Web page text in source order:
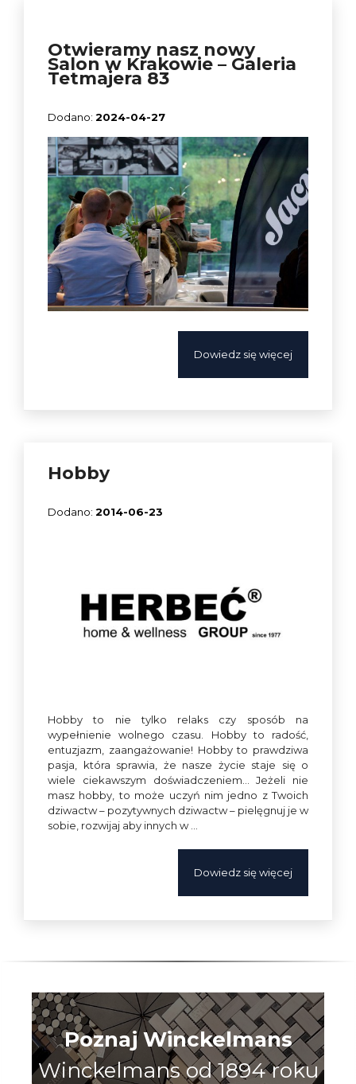
Otwieramy nasz nowy
Salon w Krakowie – Galeria
Tetmajera 83
2024-04-27
Dowiedz się więcej
Hobby
2014-06-23
Hobby to nie tylko relaks czy sposób na
wypełnienie wolnego czasu. Hobby to radość,
entuzjazm, zaangażowanie! Hobby to prawdziwa
pasja, która sprawia, że nasze życie staje się o
wiele ciekawszym doświadczeniem… Jeżeli nie
masz hobby, to może uczyń nim jed­no z Twoich
dziwactw – po­zytyw­nych dziwactw – pielęgnuj je w
so­bie, roz­wi­jaj aby in­nych w …
Dowiedz się więcej
Poznaj Winckelmans
Winckelmans od 1894 roku